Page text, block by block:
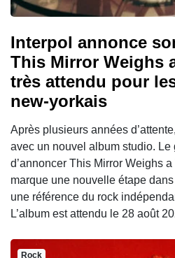
Interpol annonce
This Mirror Weighs
très attendu pour
new-yorkais
Après plusieurs années
avec un nouvel album studio.
d’annoncer This Mirror Weighs
marque une nouvelle étape
une référence du rock
L’album est attendu le 28 août
Rock